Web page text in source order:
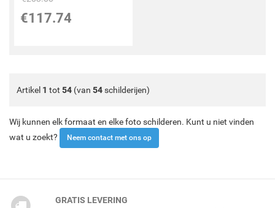
€117.74
Artikel 1 tot 54 (van 54schilderijen)
Wij kunnen elk formaat en elke foto schilderen. Kunt u niet vinden
wat u zoekt?
Neem contact met ons op
GRATIS LEVERING